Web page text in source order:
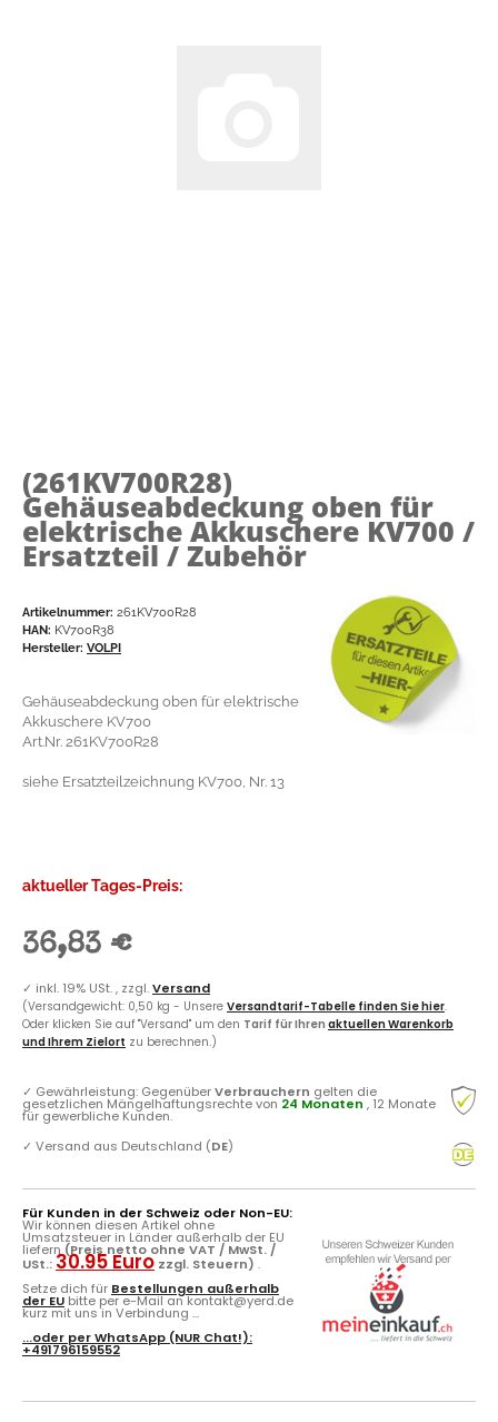
(261KV700R28)
Gehäuseabdeckung oben für
elektrische Akkuschere KV700 /
Ersatzteil / Zubehör
Artikelnummer: 261KV700R28
HAN: KV700R38
Hersteller: VOLPI
Gehäuseabdeckung oben für elektrische
Akkuschere KV700
Art.Nr. 261KV700R28
siehe Ersatzteilzeichnung KV700, Nr. 13
aktueller Tages-Preis:
36,83 €
✓ inkl. 19% USt. , zzgl.Versand
(Versandgewicht: 0,50 kg - Unsere Versandtarif-Tabelle finden Sie hier.
Oder klicken Sie auf "Versand" um den Tarif für Ihren aktuellen Warenkorb
und Ihrem Zielort zu berechnen.)
✓ Gewährleistung: GegenüberVerbrauchern gelten die
gesetzlichen Mängelhaftungsrechte von 24 Monaten , 12 Monate
für gewerbliche Kunden.
✓ Versand aus Deutschland (DE)
Für Kunden in der Schweiz oder Non-EU:
Wir können diesen Artikel ohne
Umsatzsteuer in Länder außerhalb der EU
liefern(Preis netto ohne VAT / MwSt. /
USt.: 30.95 Euro zzgl. Steuern) .
Setze dich für Bestellungen außerhalb
der EU bitte per e-Mail an kontakt@yerd.de
kurz mit uns in Verbindung ...
...oder perWhatsApp (NUR Chat!):
+491796159552